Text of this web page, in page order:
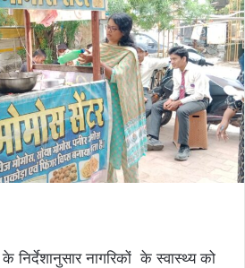
नागरिकों के स्वास्थ्य को